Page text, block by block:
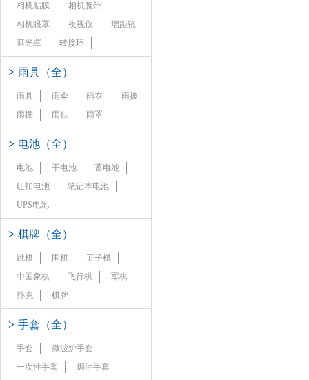
相机贴膜
相机腕带
相机眼罩
夜视仪
增距镜
遮光罩
转接环
> 雨具（全）
雨具 雨伞 雨衣
雨披
雨棚
雨鞋 雨罩
> 电池（全）
电池 干电池
蓄电池
纽扣电池
笔记本电池
UPS电池
> 棋牌（全）
跳棋 围棋
五子棋
中国象棋
飞行棋
军棋
扑克
棋牌
> 手套（全）
手套
微波炉手套
一次性手套
焗油手套